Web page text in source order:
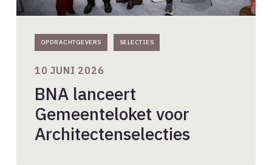
OPDRACHTGEVERS SELECTIES
BNA lanceert
Gemeenteloket voor
Architectenselecties
10 JUNI 2026